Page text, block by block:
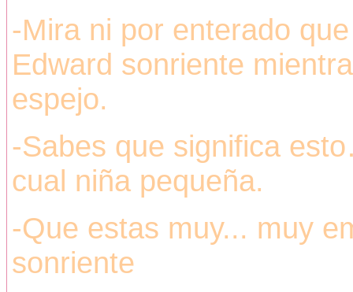
-Mira ni por enterado
Edward sonriente
espejo.
-Sabes que significa
cual niña pequeña.
-Que estas muy... muy
sonriente